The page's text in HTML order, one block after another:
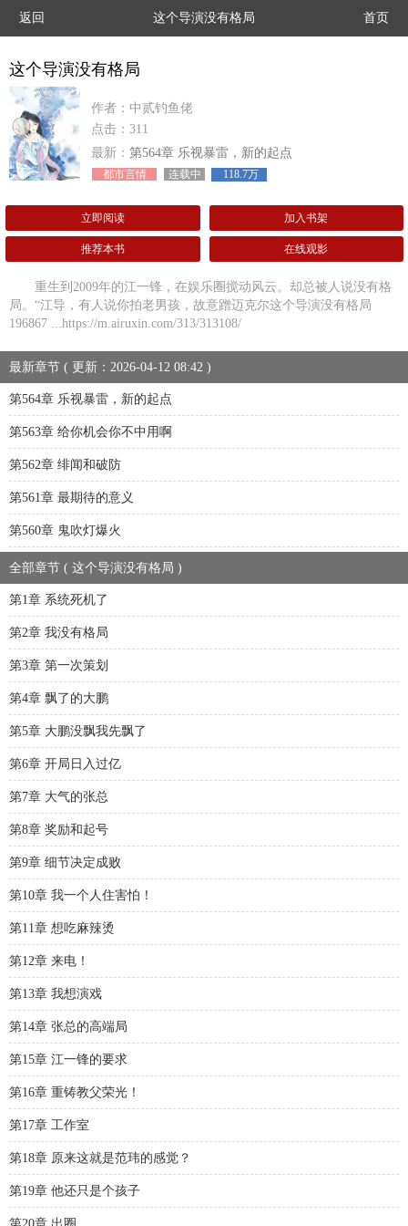
返回 这个导演没有格局 首页
这个导演没有格局
作者：中贰钓鱼佬
点击：311
最新： 第564章 乐视暴雷，新的起点
都市言情 连载中 118.7万
立即阅读 加入书架
推荐本书 在线观影
重生到2009年的江一锋，在娱乐圈搅动风云。却总被人说没有格
局。“江导，有人说你拍老男孩，故意蹭迈克尔这个导演没有格局
196867 ...https://m.airuxin.com/313/313108/
最新章节 ( 更新：2026-04-12 08:42 )
第564章 乐视暴雷，新的起点
第563章 给你机会你不中用啊
第562章 绯闻和破防
第561章 最期待的意义
第560章 鬼吹灯爆火
全部章节 ( 这个导演没有格局 )
第1章 系统死机了
第2章 我没有格局
第3章 第一次策划
第4章 飘了的大鹏
第5章 大鹏没飘我先飘了
第6章 开局日入过亿
第7章 大气的张总
第8章 奖励和起号
第9章 细节决定成败
第10章 我一个人住害怕！
第11章 想吃麻辣烫
第12章 来电！
第13章 我想演戏
第14章 张总的高端局
第15章 江一锋的要求
第16章 重铸教父荣光！
第17章 工作室
第18章 原来这就是范玮的感觉？
第19章 他还只是个孩子